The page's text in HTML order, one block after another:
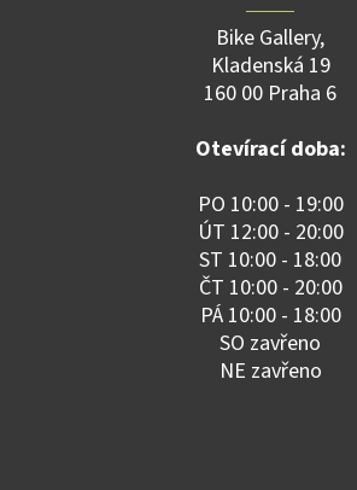
Bike Gallery,
Kladenská 19
160 00 Praha 6
Otevírací doba:
PO 10:00 - 19:00
ÚT 12:00 - 20:00
ST 10:00 - 18:00
ČT 10:00 - 20:00
PÁ 10:00 - 18:00
SO zavřeno
NE zavřeno